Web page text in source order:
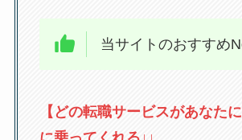
当サイトのおすすめ
【どの転職サービスがあなた